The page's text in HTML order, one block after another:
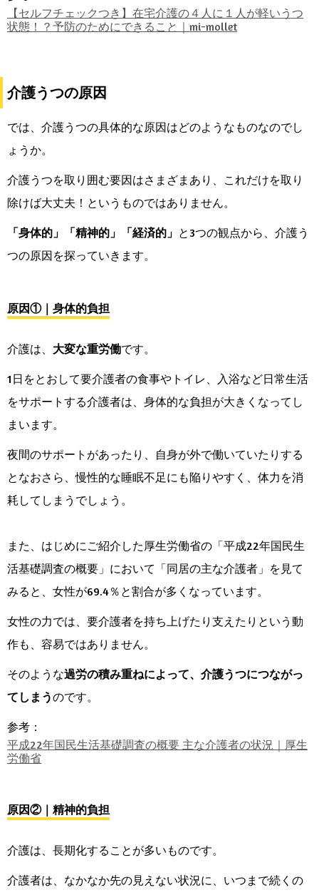
【セルフチェックつき】在宅介護の４人に１人が軽いうつ
状態！？予防のためにできること｜mi-mollet
介護うつの原因
では、介護うつの具体的な原因はどのようなものなのでし
ょうか。
介護うつを取り囲む要因はさまざまあり、これだけを取り
除けば大丈夫！というものではありません。
「身体的」「精神的」「経済的」 と3つの観点から、介護う
つの原因を探っていきます。
原因①｜身体的負担
介護は、 大変な重労働です。
1日をとおして要介護者の食事やトイレ、入浴など日常生活
をサポートする介護者は、身体的な負担が大きくなってし
まいます。
夜間のサポートがあったり、自身が外で働いていたりする
となおさら、慢性的な睡眠不足にも陥りやすく、体力を消
耗してしまうでしょう。
また、はじめにご紹介した厚生労働省の「平成22年国民生
活基礎調査の概要」において「同居の主な介護者」を見て
みると、女性が69.4％と割合が多くなっています。
女性の力では、要介護者を持ち上げたり支えたりという動
作も、容易ではありません。
そのような過労の積み重ねによって、介護うつにつながっ
てしまうのです。
参考：
平成22年国民生活基礎調査の概要 主な介護者の状況｜厚生
労働省
原因②｜精神的負担
介護は、長期化することが多いものです。
介護者は、なかなか先の見えない状況に、いつまで続くの